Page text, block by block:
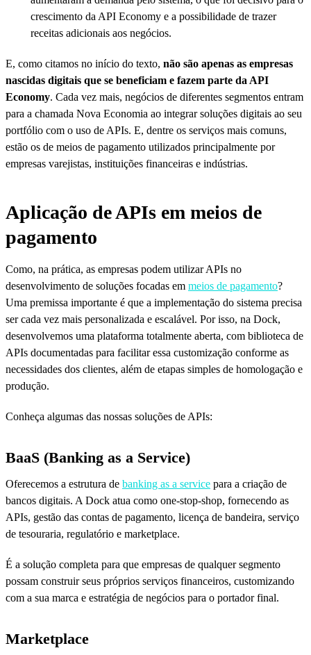
crescimento da API Economy e a possibilidade de trazer
receitas adicionais aos negócios.
E, como citamos no início do texto, não são apenas as empresas
nascidas digitais que se beneficiam e fazem parte da API
Economy. Cada vez mais, negócios de diferentes segmentos entram
para a chamada Nova Economia ao integrar soluções digitais ao seu
portfólio com o uso de APIs. E, dentre os serviços mais comuns,
estão os de meios de pagamento utilizados principalmente por
empresas varejistas, instituições financeiras e indústrias.
Aplicação de APIs em meios de
pagamento
Como, na prática, as empresas podem utilizar APIs no
desenvolvimento de soluções focadas em meios de pagamento?
Uma premissa importante é que a implementação do sistema precisa
ser cada vez mais personalizada e escalável. Por isso, na Dock,
desenvolvemos uma plataforma totalmente aberta, com biblioteca de
APIs documentadas para facilitar essa customização conforme as
necessidades dos clientes, além de etapas simples de homologação e
produção.
Conheça algumas das nossas soluções de APIs:
BaaS (Banking as a Service)
Oferecemos a estrutura de banking as a service para a criação de
bancos digitais. A Dock atua como one-stop-shop, fornecendo as
APIs, gestão das contas de pagamento, licença de bandeira, serviço
de tesouraria, regulatório e marketplace.
É a solução completa para que empresas de qualquer segmento
possam construir seus próprios serviços financeiros, customizando
com a sua marca e estratégia de negócios para o portador final.
Marketplace